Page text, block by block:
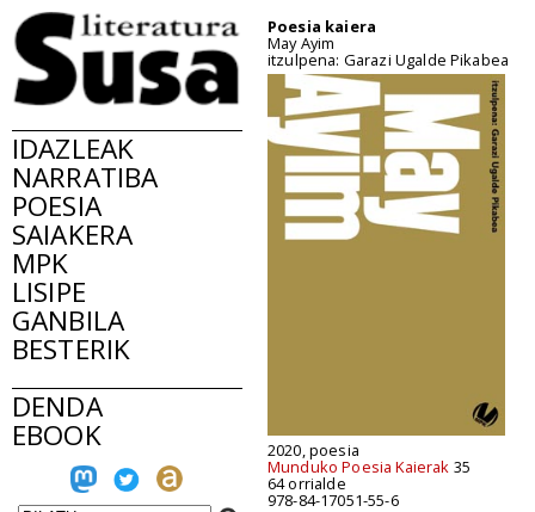
IDAZLEAK
NARRATIBA
POESIA
SAIAKERA
MPK
LISIPE
GANBILA
BESTERIK
DENDA
EBOOK
Poesia kaiera
May Ayim
itzulpena: Garazi Ugalde Pikabea
2020, poesia
Munduko Poesia Kaierak 35
64 orrialde
978-84-17051-55-6